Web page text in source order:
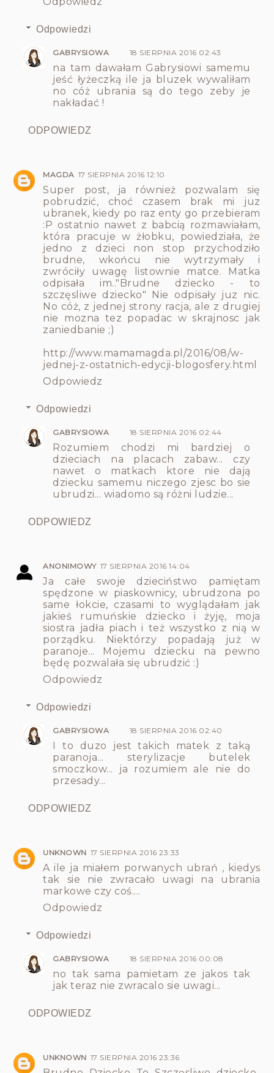
Odpowiedzi
GABRYSIOWA 18 SIERPNIA 2016 02:43
na tam dawałam Gabrysiowi samemu
jeść łyżeczką ile ja bluzek wywaliłam
no cóż ubrania są do tego zeby je
nakładać !
ODPOWIEDZ
MAGDA 17 SIERPNIA 2016 12:10
Super post, ja również pozwalam się
pobrudzić, choć czasem brak mi juz
ubranek, kiedy po raz enty go przebieram
:P ostatnio nawet z babcią rozmawiałam,
która pracuje w żłobku, powiedziała, że
jedno z dzieci non stop przychodziło
brudne, wkońcu nie wytrzymały i
zwróciły uwagę listownie matce. Matka
odpisała im.."Brudne dziecko - to
szczęsliwe dziecko" Nie odpisały juz nic.
No cóż, z jednej strony racja, ale z drugiej
nie mozna tez popadac w skrajnosc jak
zaniedbanie ;)
http://www.mamamagda.pl/2016/08/w-
jednej-z-ostatnich-edycji-blogosfery.html
Odpowiedz
Odpowiedzi
GABRYSIOWA 18 SIERPNIA 2016 02:44
Rozumiem chodzi mi bardziej o
dzieciach na placach zabaw... czy
nawet o matkach ktore nie dają
dziecku samemu niczego zjesc bo sie
ubrudzi... wiadomo są różni ludzie...
ODPOWIEDZ
ANONIMOWY 17 SIERPNIA 2016 14:04
Ja całe swoje dzieciństwo pamiętam
spędzone w piaskownicy, ubrudzona po
same łokcie, czasami to wyglądałam jak
jakieś rumuńskie dziecko i żyję, moja
siostra jadła piach i też wszystko z nią w
porządku. Niektórzy popadają już w
paranoje... Mojemu dziecku na pewno
będę pozwalała się ubrudzić :)
Odpowiedz
Odpowiedzi
GABRYSIOWA 18 SIERPNIA 2016 02:40
I to duzo jest takich matek z taką
paranoja... sterylizacje butelek
smoczkow... ja rozumiem ale nie do
przesady...
ODPOWIEDZ
UNKNOWN 17 SIERPNIA 2016 23:33
A ile ja miałem porwanych ubrań , kiedys
tak sie nie zwracało uwagi na ubrania
markowe czy coś....
Odpowiedz
Odpowiedzi
GABRYSIOWA 18 SIERPNIA 2016 00:08
no tak sama pamietam ze jakos tak
jak teraz nie zwracalo sie uwagi...
ODPOWIEDZ
UNKNOWN 17 SIERPNIA 2016 23:36